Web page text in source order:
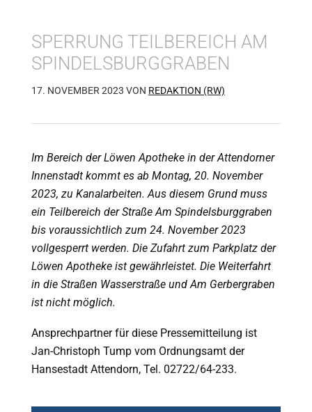
SPERRUNG TEILBEREICH AM
SPINDELSBURGGRABEN
17. NOVEMBER 2023 VON REDAKTION (RW)
Im Bereich der Löwen Apotheke in der Attendorner
Innenstadt kommt es ab Montag, 20. November
2023, zu Kanalarbeiten. Aus diesem Grund muss
ein Teilbereich der Straße Am Spindelsburggraben
bis voraussichtlich zum 24. November 2023
vollgesperrt werden. Die Zufahrt zum Parkplatz der
Löwen Apotheke ist gewährleistet. Die Weiterfahrt
in die Straßen Wasserstraße und Am Gerbergraben
ist nicht möglich.
Ansprechpartner für diese Pressemitteilung ist
Jan-Christoph Tump vom Ordnungsamt der
Hansestadt Attendorn, Tel. 02722/64-233.